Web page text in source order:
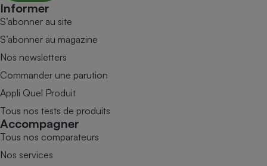
Informer
S’abonner au site
S’abonner au magazine
Nos newsletters
Commander une parution
Appli Quel Produit
Tous nos tests de produits
Accompagner
Tous nos comparateurs
Nos services